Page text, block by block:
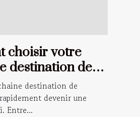
choisir votre
destination de
?
destination de
devenir une
Entre...